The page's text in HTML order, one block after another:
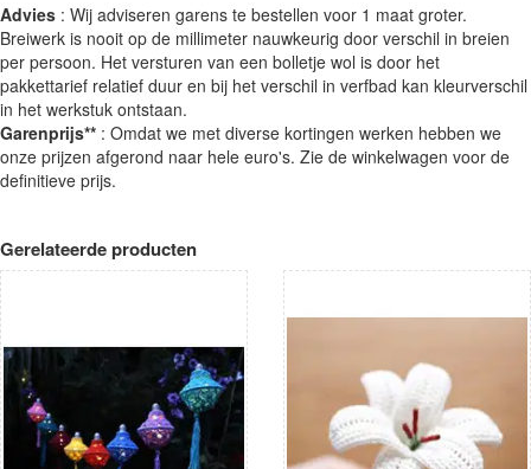
Advies : Wij adviseren garens te bestellen voor 1 maat groter.
Breiwerk is nooit op de millimeter nauwkeurig door verschil in breien
per persoon. Het versturen van een bolletje wol is door het
pakkettarief relatief duur en bij het verschil in verfbad kan kleurverschil
in het werkstuk ontstaan.
Garenprijs** : Omdat we met diverse kortingen werken hebben we
onze prijzen afgerond naar hele euro's. Zie de winkelwagen voor de
definitieve prijs.
Gerelateerde producten